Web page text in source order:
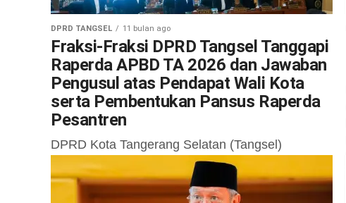
DPRD TANGSEL 11 bulan ago
Fraksi-Fraksi DPRD Tangsel Tanggapi
Raperda APBD TA 2026 dan Jawaban
Pengusul atas Pendapat Wali Kota
serta Pembentukan Pansus Raperda
Pesantren
DPRD Kota Tangerang Selatan (Tangsel)
menggelar Rapat Paripurna dengan tiga agenda
utama, Kamis (18/9). Agenda tersebut meliputi:
Pandangan Umum Fraksi-Fraksi terhadap